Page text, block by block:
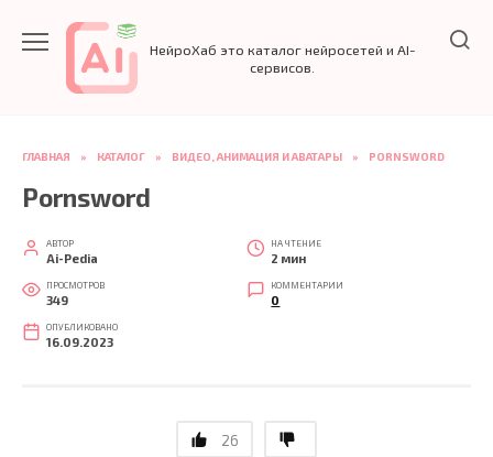
содержанию
НейроХаб это каталог нейросетей и AI-
сервисов.
ГЛАВНАЯ » КАТАЛОГ » ВИДЕО, АНИМАЦИЯ И АВАТАРЫ » PORNSWORD
Pornsword
АВТОР
Ai-Pedia
НА ЧТЕНИЕ
2 мин
ПРОСМОТРОВ
349
КОММЕНТАРИИ
0
ОПУБЛИКОВАНО
16.09.2023
26